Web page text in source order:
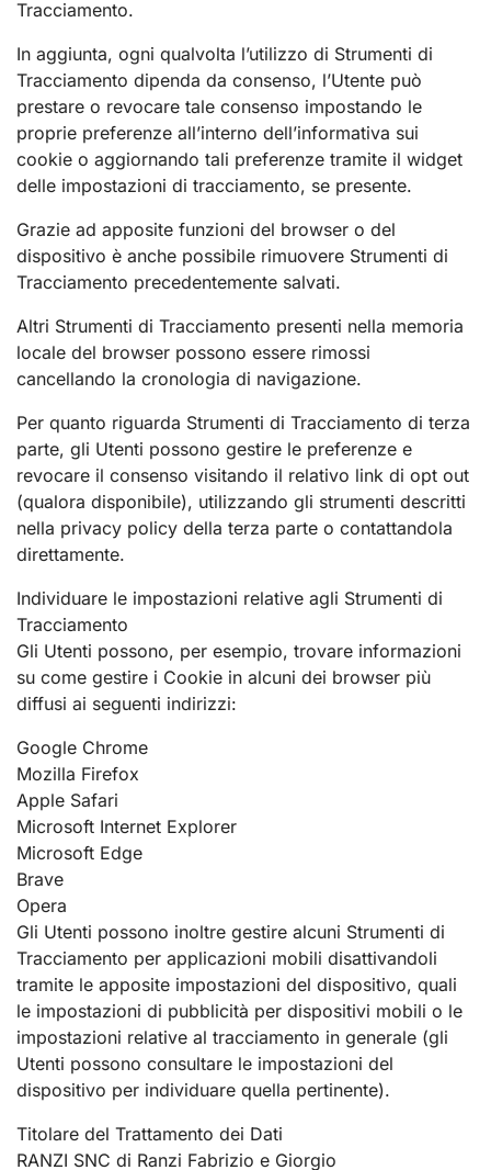
Tracciamento.
In aggiunta, ogni qualvolta l’utilizzo di Strumenti di
Tracciamento dipenda da consenso, l’Utente può
prestare o revocare tale consenso impostando le
proprie preferenze all’interno dell’informativa sui
cookie o aggiornando tali preferenze tramite il widget
delle impostazioni di tracciamento, se presente.
Grazie ad apposite funzioni del browser o del
dispositivo è anche possibile rimuovere Strumenti di
Tracciamento precedentemente salvati.
Altri Strumenti di Tracciamento presenti nella memoria
locale del browser possono essere rimossi
cancellando la cronologia di navigazione.
Per quanto riguarda Strumenti di Tracciamento di terza
parte, gli Utenti possono gestire le preferenze e
revocare il consenso visitando il relativo link di opt out
(qualora disponibile), utilizzando gli strumenti descritti
nella privacy policy della terza parte o contattandola
direttamente.
Individuare le impostazioni relative agli Strumenti di
Tracciamento
Gli Utenti possono, per esempio, trovare informazioni
su come gestire i Cookie in alcuni dei browser più
diffusi ai seguenti indirizzi:
Google Chrome
Mozilla Firefox
Apple Safari
Microsoft Internet Explorer
Microsoft Edge
Brave
Opera
Gli Utenti possono inoltre gestire alcuni Strumenti di
Tracciamento per applicazioni mobili disattivandoli
tramite le apposite impostazioni del dispositivo, quali
le impostazioni di pubblicità per dispositivi mobili o le
impostazioni relative al tracciamento in generale (gli
Utenti possono consultare le impostazioni del
dispositivo per individuare quella pertinente).
Titolare del Trattamento dei Dati
RANZI SNC di Ranzi Fabrizio e Giorgio